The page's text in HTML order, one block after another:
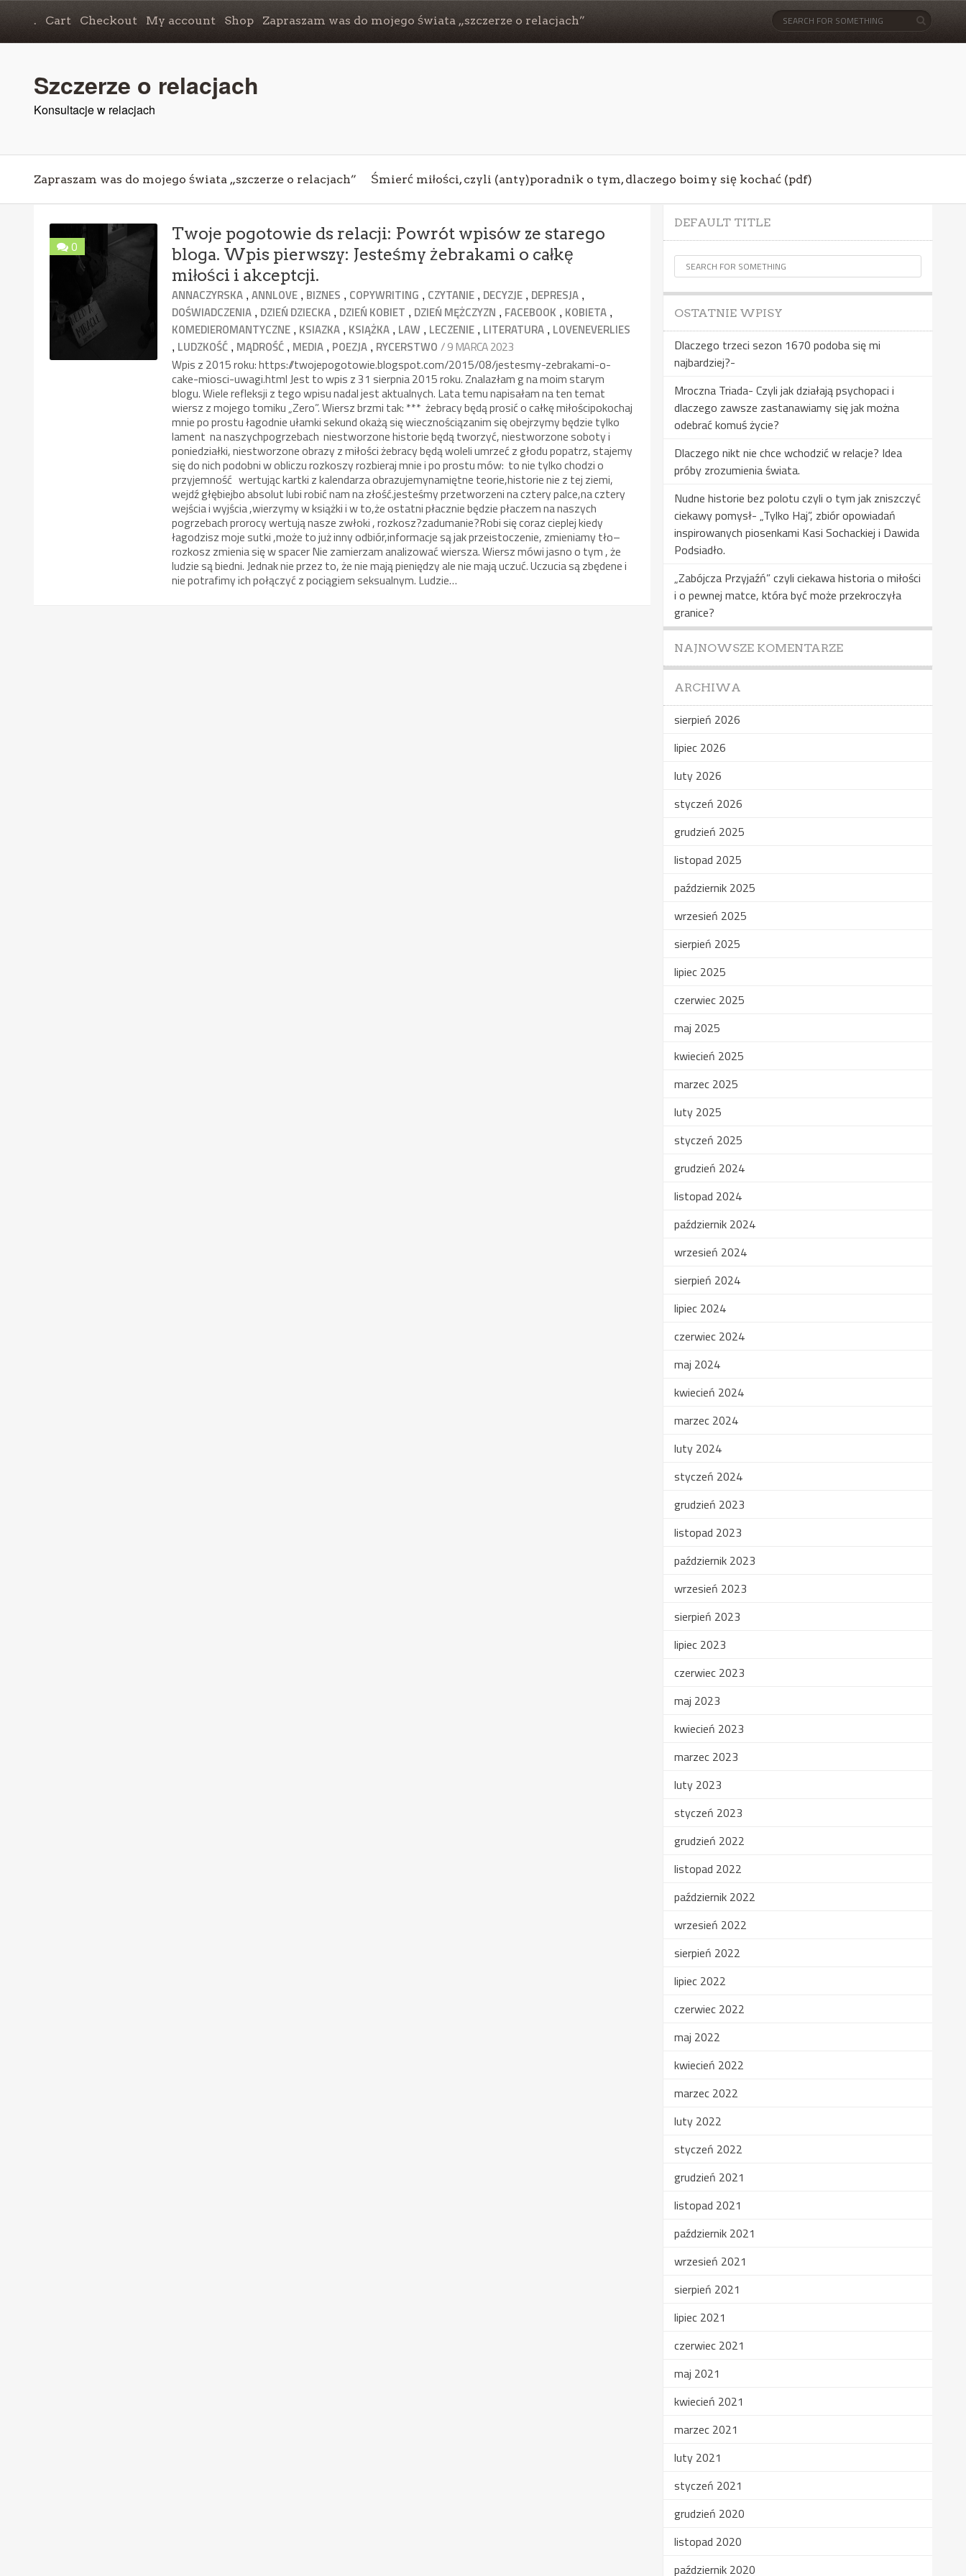
. Cart Checkout My account Shop Zapraszam was do mojego świata „szczerze o relacjach”
Szczerze o relacjach
Konsultacje w relacjach
Zapraszam was do mojego świata „szczerze o relacjach” Śmierć miłości, czyli (anty)poradnik o tym, dlaczego boimy się kochać (pdf)
0
Twoje pogotowie ds relacji: Powrót wpisów ze starego
bloga. Wpis pierwszy: Jesteśmy żebrakami o całkę
miłości i akceptcji.
ANNACZYRSKA ,ANNLOVE , BIZNES , COPYWRITING , CZYTANIE , DECYZJE , DEPRESJA ,
DOŚWIADCZENIA , DZIEŃ DZIECKA , DZIEŃ KOBIET , DZIEŃ MĘŻCZYZN , FACEBOOK , KOBIETA ,
KOMEDIEROMANTYCZNE , KSIAZKA , KSIĄŻKA , LAW , LECZENIE , LITERATURA , LOVENEVERLIES
, LUDZKOŚĆ , MĄDROŚĆ , MEDIA , POEZJA , RYCERSTWO / 9 MARCA 2023
Wpis z 2015 roku: https://twojepogotowie.blogspot.com/2015/08/jestesmy-zebrakami-o-
cake-miosci-uwagi.html Jest to wpis z 31 sierpnia 2015 roku. Znalazłam g na moim starym
blogu. Wiele refleksji z tego wpisu nadal jest aktualnych. Lata temu napisałam na ten temat
wiersz z mojego tomiku „Zero”. Wiersz brzmi tak: *** żebracy będą prosić o całkę miłościpokochaj
mnie po prostu łagodnie ułamki sekund okażą się wiecznościązanim się obejrzymy będzie tylko
lament na naszychpogrzebach niestworzone historie będą tworzyć, niestworzone soboty i
poniedziałki, niestworzone obrazy z miłości żebracy będą woleli umrzeć z głodu popatrz, stajemy
się do nich podobni w obliczu rozkoszy rozbieraj mnie i po prostu mów: to nie tylko chodzi o
przyjemność wertując kartki z kalendarza obrazujemynamiętne teorie,historie nie z tej ziemi,
wejdź głębiejbo absolut lubi robić nam na złość.jesteśmy przetworzeni na cztery palce,na cztery
wejścia i wyjścia ,wierzymy w książki i w to,że ostatni płacznie będzie płaczem na naszych
pogrzebach prorocy wertują nasze zwłoki , rozkosz?zadumanie?Robi się coraz cieplej kiedy
łagodzisz moje sutki ,może to już inny odbiór,informacje są jak przeistoczenie, zmieniamy tło–
rozkosz zmienia się w spacer Nie zamierzam analizować wiersza. Wiersz mówi jasno o tym , że
ludzie są biedni. Jednak nie przez to, że nie mają pieniędzy ale nie mają uczuć. Uczucia są zbędene i
nie potrafimy ich połączyć z pociągiem seksualnym. Ludzie…
DEFAULT TITLE
OSTATNIE WPISY
Dlaczego trzeci sezon 1670 podoba się mi
najbardziej?-
Mroczna Triada- Czyli jak działają psychopaci i
dlaczego zawsze zastanawiamy się jak można
odebrać komuś życie?
Dlaczego nikt nie chce wchodzić w relacje? Idea
próby zrozumienia świata.
Nudne historie bez polotu czyli o tym jak zniszczyć
ciekawy pomysł- „Tylko Haj”, zbiór opowiadań
inspirowanych piosenkami Kasi Sochackiej i Dawida
Podsiadło.
„Zabójcza Przyjaźń” czyli ciekawa historia o miłości
i o pewnej matce, która być może przekroczyła
granice?
NAJNOWSZE KOMENTARZE
ARCHIWA
sierpień 2026
lipiec 2026
luty 2026
styczeń 2026
grudzień 2025
listopad 2025
październik 2025
wrzesień 2025
sierpień 2025
lipiec 2025
czerwiec 2025
maj 2025
kwiecień 2025
marzec 2025
luty 2025
styczeń 2025
grudzień 2024
listopad 2024
październik 2024
wrzesień 2024
sierpień 2024
lipiec 2024
czerwiec 2024
maj 2024
kwiecień 2024
marzec 2024
luty 2024
styczeń 2024
grudzień 2023
listopad 2023
październik 2023
wrzesień 2023
sierpień 2023
lipiec 2023
czerwiec 2023
maj 2023
kwiecień 2023
marzec 2023
luty 2023
styczeń 2023
grudzień 2022
listopad 2022
październik 2022
wrzesień 2022
sierpień 2022
lipiec 2022
czerwiec 2022
maj 2022
kwiecień 2022
marzec 2022
luty 2022
styczeń 2022
grudzień 2021
listopad 2021
październik 2021
wrzesień 2021
sierpień 2021
lipiec 2021
czerwiec 2021
maj 2021
kwiecień 2021
marzec 2021
luty 2021
styczeń 2021
grudzień 2020
listopad 2020
październik 2020